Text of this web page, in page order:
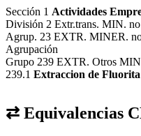
Sección 1 Actividades
División 2 Extr.trans. MIN.
Agrup. 23 EXTR. MINER.
Agrupación
Grupo 239 EXTR. Otros
239.1 Extraccion de Fluorita
⇄ Equivalencias